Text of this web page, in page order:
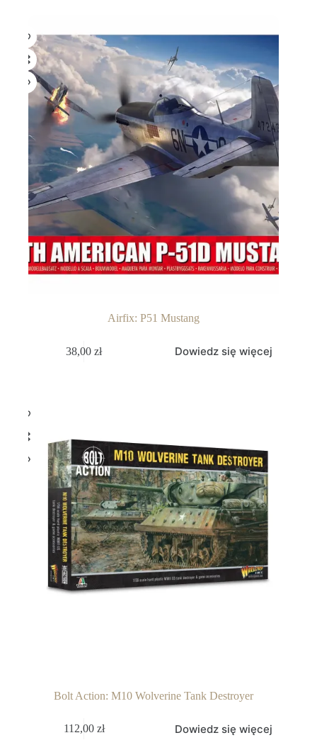
Airfix: P51 Mustang
38,00zł Dowiedz się więcej
Bolt Action: M10 Wolverine Tank Destroyer
112,00 zł Dowiedz się więcej